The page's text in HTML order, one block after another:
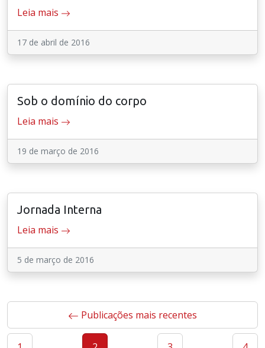
Leia mais
17 de abril de 2016
Sob o domínio do corpo
Leia mais
19 de março de 2016
Jornada Interna
Leia mais
5 de março de 2016
Paginação
de
Publicações mais recentes